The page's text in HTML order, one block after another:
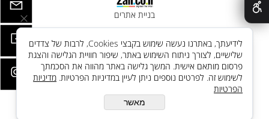
בניית אתרים
לידיעתך, באתרנו נעשה שימוש בקבצי Cookies, לרבות של צדדים
שלישיים, לצורך ניתוח השימוש באתר, שיפור חוויית הגלישה והצגת
פרסום מותאם אישית. המשך גלישה באתר מהווה את הסכמתך
לשימוש זה. לפרטים נוספים ניתן לעיין במדיניות הפרטיות. מדיניות
הפרטיות
מאשר